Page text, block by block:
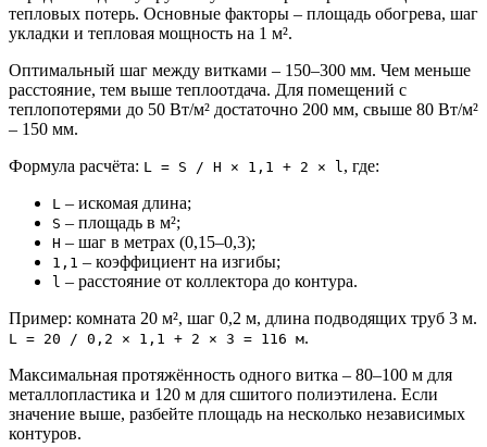
тепловых потерь. Основные факторы – площадь обогрева, шаг
укладки и тепловая мощность на 1 м².
Оптимальный шаг между витками – 150–300 мм. Чем меньше
расстояние, тем выше теплоотдача. Для помещений с
теплопотерями до 50 Вт/м² достаточно 200 мм, свыше 80 Вт/м²
– 150 мм.
Формула расчёта: L = S / H × 1,1 + 2 × l , где:
L – искомая длина;
S – площадь в м²;
H – шаг в метрах (0,15–0,3);
1,1 – коэффициент на изгибы;
l – расстояние от коллектора до контура.
Пример: комната 20 м², шаг 0,2 м, длина подводящих труб 3 м.
L = 20 / 0,2 × 1,1 + 2 × 3 = 116 м.
Максимальная протяжённость одного витка – 80–100 м для
металлопластика и 120 м для сшитого полиэтилена. Если
значение выше, разбейте площадь на несколько независимых
контуров.